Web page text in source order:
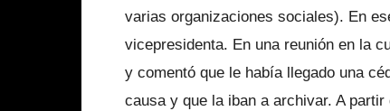
varias organizaciones sociales). En
vicepresidenta. En una reunión en la
y comentó que le había llegado una
causa y que la iban a archivar. A